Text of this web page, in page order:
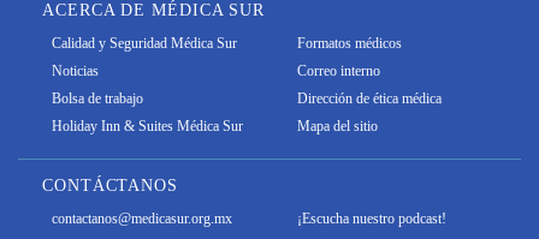
ACERCA DE MÉDICA SUR
Calidad y Seguridad Médica Sur
Noticias
Bolsa de trabajo
Holiday Inn & Suites Médica Sur
Formatos médicos
Correo interno
Dirección de ética médica
Mapa del sitio
CONTÁCTANOS
contactanos@medicasur.org.mx
¡Escucha nuestro podcast!